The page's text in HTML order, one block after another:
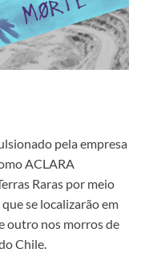
pela empresa
ACLARA
Raras por meio
se localizarão em
outro nos morros de
Chile.